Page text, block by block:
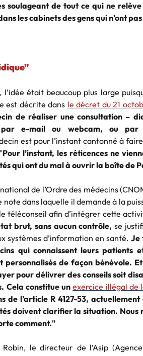
soulageant de tout ce qui ne
les cabinets des gens qui n’ont
l’idée était beaucoup plus large
est décrite dans le décret du 21
de réaliser une consultation –
e-mail ou webcam, ou par
est pour l’instant cantonné à
Pour l’instant, les réticences ne
qui ont du mal à ouvrir la boîte de
de l’Ordre des médecins
note dans laquelle il demande à la
téléconseil afin d’intégrer cette
brut, sans aucun contrôle,se
systèmes d’information en santé.Je
qui connaissent leurs patients
personnalisés de façon bénévole.
pour délivrer des conseils soit
Cela constitue unexercice illégal de
de l’article R 4127-53,
doivent clarifier la situation. Nous
comment."
Robin, le directeur de l’Asip